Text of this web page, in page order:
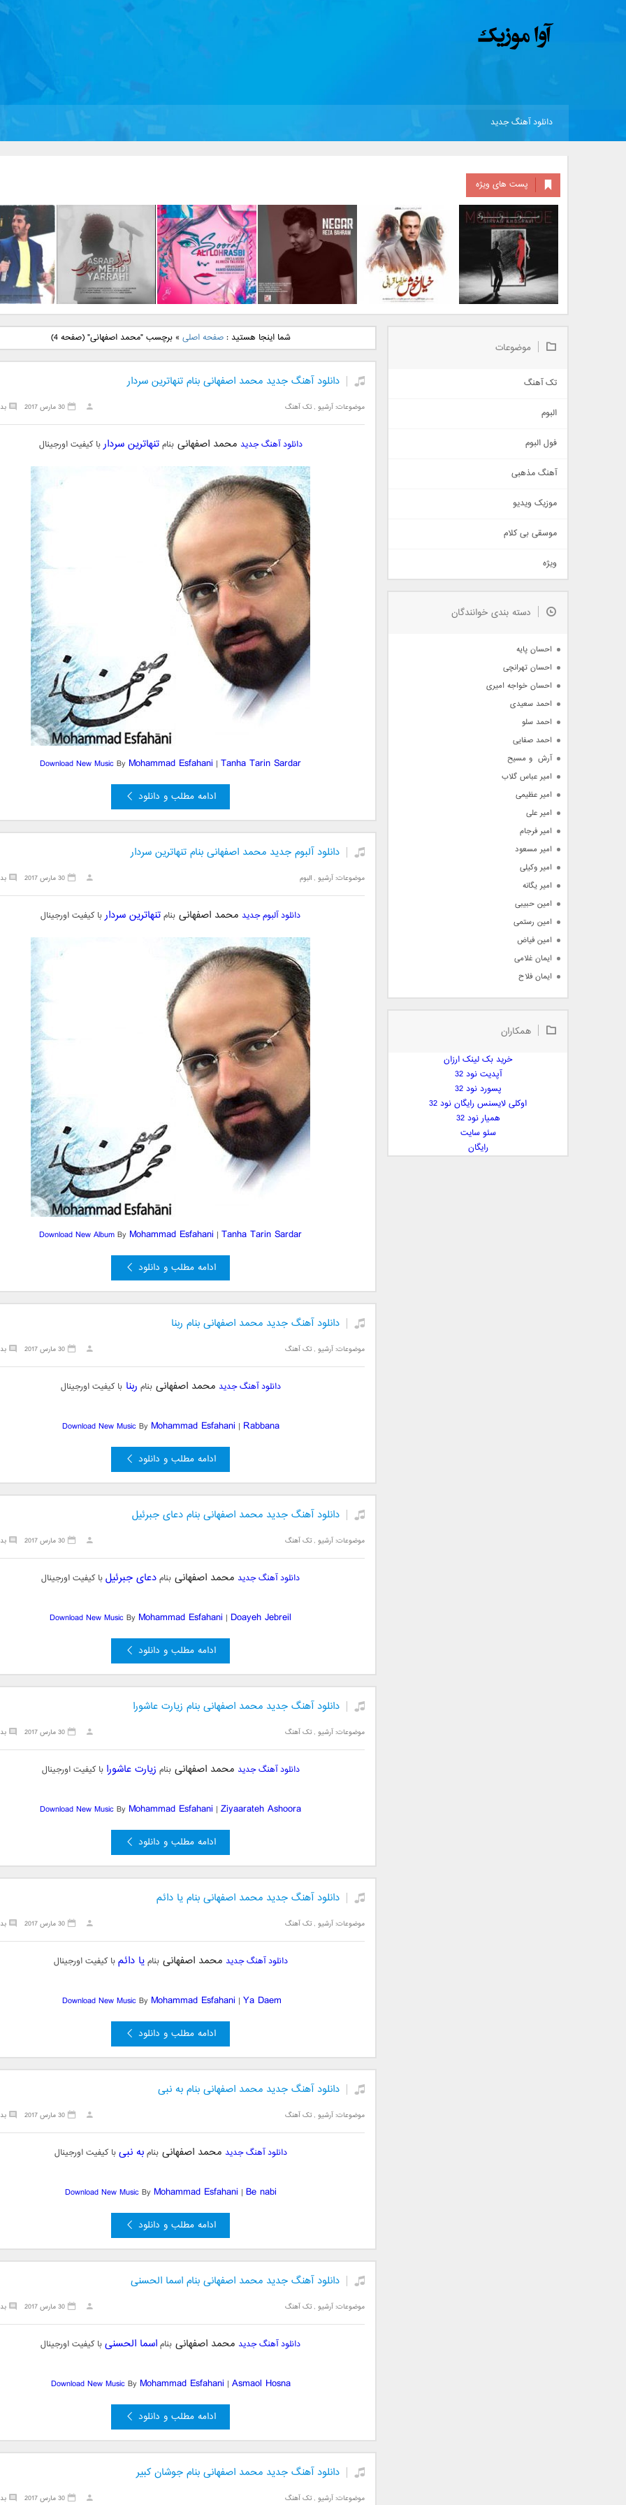
دانلود آهنگ جدید
پست های ویژه
خسروی بنام مونولوگ
دانلود آهنگ جدید علیرضا
دانلود آهنگ جدید رضا
بهرام بنام نگار
دانلود آهنگ جدید علی
لهراسبی بنام صورت
دانلود آهنگ جدید مهدی
یراحی بنام اسرار
دانلود آهنگ
شما اینجا هستید :صفحه اصلی »برچسب "محمد اصفهانی"(صفحه 4)
دانلود آهنگ جدید محمد اصفهانی بنام تنهاترین سردار
موضوعات:آرشیو ,تک آهنگ 30 مارس 2017
دانلود آهنگ جدید محمد اصفهانیبنامتنهاترین سرداربا کیفیت اورجینال
Download New MusicBy Mohammad Esfahani | Tanha Tarin Sardar
ادامه مطلب و دانلود
دانلود آلبوم جدید محمد اصفهانی بنام تنهاترین سردار
موضوعات:آرشیو ,البوم 30 مارس 2017
دانلود آلبوم جدید محمد اصفهانی بنامتنهاترین سرداربا کیفیت اورجینال
Download New AlbumBy Mohammad Esfahani | Tanha Tarin Sardar
ادامه مطلب و دانلود
دانلود آهنگ جدید محمد اصفهانی بنام ربنا
موضوعات:آرشیو ,تک آهنگ 30 مارس 2017
دانلود آهنگ جدید محمد اصفهانیبنام ربنابا کیفیت اورجینال
Download New MusicBy Mohammad Esfahani | Rabbana
ادامه مطلب و دانلود
دانلود آهنگ جدید محمد اصفهانی بنام دعای جبرئیل
موضوعات:آرشیو ,تک آهنگ 30 مارس 2017
دانلود آهنگ جدید محمد اصفهانی بنامدعای جبرئیلبا کیفیت اورجینال
Download New MusicBy Mohammad Esfahani | Doayeh Jebreil
ادامه مطلب و دانلود
دانلود آهنگ جدید محمد اصفهانی بنام زیارت عاشورا
موضوعات:آرشیو ,تک آهنگ 30 مارس 2017
دانلود آهنگ جدید محمد اصفهانیبنام زیارت عاشورا با کیفیت اورجینال
Download New MusicBy Mohammad Esfahani | Ziyaarateh Ashoora
ادامه مطلب و دانلود
دانلود آهنگ جدید محمد اصفهانی بنام یا دائم
موضوعات:آرشیو ,تک آهنگ 30 مارس 2017
دانلود آهنگ جدید محمد اصفهانیبنامیا دائمبا کیفیت اورجینال
Download New MusicBy Mohammad Esfahani | Ya Daem
ادامه مطلب و دانلود
دانلود آهنگ جدید محمد اصفهانی بنام به نبی
موضوعات:آرشیو ,تک آهنگ 30 مارس 2017
دانلود آهنگ جدید محمد اصفهانیبنامبه نبیبا کیفیت اورجینال
Download New MusicBy Mohammad Esfahani | Be nabi
ادامه مطلب و دانلود
دانلود آهنگ جدید محمد اصفهانی بنام اسما الحسنی
موضوعات:آرشیو ,تک آهنگ 30 مارس 2017
دانلود آهنگ جدید محمد اصفهانی بناماسما الحسنیبا کیفیت اورجینال
Download New MusicBy Mohammad Esfahani | Asmaol Hosna
ادامه مطلب و دانلود
دانلود آهنگ جدید محمد اصفهانی بنام جوشان کبیر
موضوعات:آرشیو ,تک آهنگ 30 مارس 2017
موضوعات
تک آهنگ
اجتماعی
حماسی
سنتی
اهنگ بندرعباسی
دمو
مذهبی
جدیدترین ها
البوم
فول البوم
آهنگ مذهبی
موزیک ویدیو
موسقی بی کلام
ویژه
دسته بندی خوانندگان
احسان پایه
احسان تهرانچی
احسان خواجه امیری
احمد سعیدی
احمد سلو
احمد صفایی
آرش  و مسیح
امیر عباس گلاب
امیر عظیمی
امیر علی
امیر فرجام
امیر مسعود
امیر وکیلی
امیر یگانه
امین حبیبی
امین رستمی
امین فیاض
ایمان غلامی
ایمان فلاح
بابک جهانبخش
بابک مافی
بهنام صفوی
پارسا چیلیک
همکاران
خرید بک لینک ارزان
آپدیت نود 32
پسورد نود 32
اوکلی لایسنس رایگان نود 32
همیار نود 32
سئو سایت
رایگان